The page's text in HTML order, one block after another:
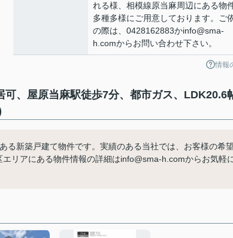
れる様、相模線原当麻周辺にある物
多種多様にご用意しております。ご
の際は、0428162883かinfo@sma-
h.comからお問い合わせ下さい。
情報
、屋原当麻駅徒歩7分、都市ガス、LDK20.6
る新築戸建て物件です。実績のある当社では、お客様の希望
リアにある物件情報の詳細はinfo@sma-h.comからお気軽